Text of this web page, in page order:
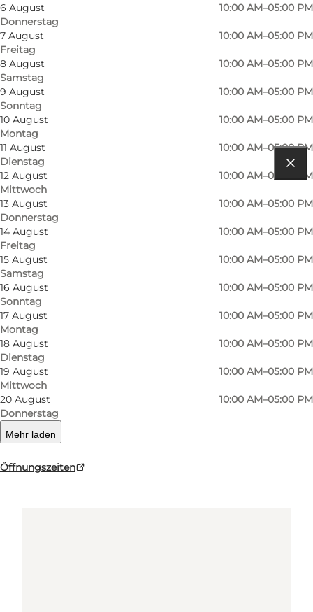
6 August
Donnerstag
10:00 AM–05:00 PM
7 August
Freitag
10:00 AM–05:00 PM
8 August
Samstag
10:00 AM–05:00 PM
9 August
Sonntag
10:00 AM–05:00 PM
10 August
Montag
10:00 AM–05:00 PM
11 August
Dienstag
10:00 AM–05:00 PM
12 August
Mittwoch
10:00 AM–05:00 PM
13 August
Donnerstag
10:00 AM–05:00 PM
14 August
Freitag
10:00 AM–05:00 PM
15 August
Samstag
10:00 AM–05:00 PM
16 August
Sonntag
10:00 AM–05:00 PM
17 August
Montag
10:00 AM–05:00 PM
18 August
Dienstag
10:00 AM–05:00 PM
19 August
Mittwoch
10:00 AM–05:00 PM
20 August
Donnerstag
10:00 AM–05:00 PM
Mehr laden
Öffnungszeiten
Route anzeigen
Den Gamle By
Viborgvej 2
8000 Aarhus C